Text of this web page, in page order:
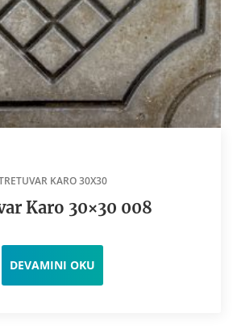
KARO 30X30
Karo 30×30 008
DEVAMINI OKU